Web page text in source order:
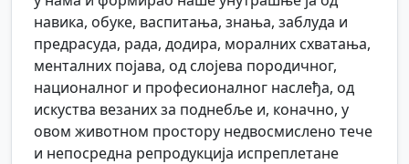
навика, обуке, васпитања, знања, заблуда и
предрасуда, рада, додира, моралних схватања,
менталних појава, од слојева породичног,
националног и професионалног наслеђа, од
искуства везаних за поднебље и, коначно, у
овом животном простору недвосмислено тече
и непосредна репродукција испреплетане